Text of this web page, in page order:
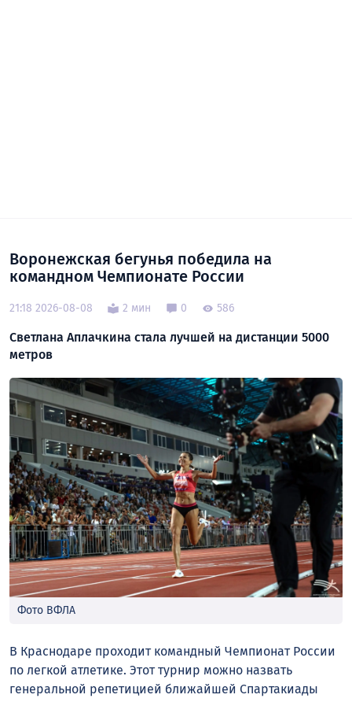
Воронежская бегунья победила на
командном Чемпионате России
21:18 2026-08-08 2 мин 0 586
Светлана Аплачкина стала лучшей на дистанции 5000
метров
Фото ВФЛА
В Краснодаре проходит командный Чемпионат России
по легкой атлетике. Этот турнир можно назвать
генеральной репетицией ближайшей Спартакиады